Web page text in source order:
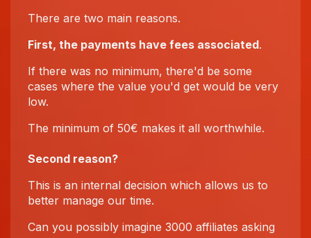
There are two main reasons.
First, the payments have fees associated.
If there was no minimum, there'd be some
cases where the value you'd get would be very
low.
The minimum of 50€ makes it all worthwhile.
Second reason?
This is an internal decision which allows us to
better manage our time.
Can you possibly imagine 3000 affiliates asking